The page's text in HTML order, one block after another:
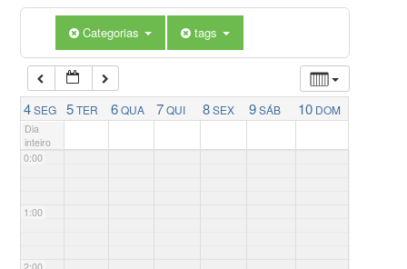
Categorias tags
4SEG 5TER 6QUA 7QUI 8SEX 9SÁB 10 DOM
Dia
inteiro
0:00
1:00